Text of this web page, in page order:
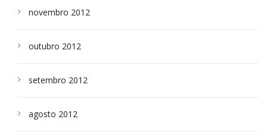
novembro 2012
outubro 2012
setembro 2012
agosto 2012